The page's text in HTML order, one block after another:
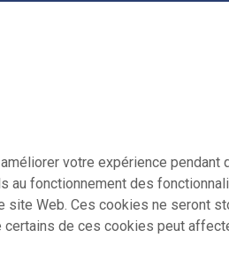
votre expérience
au fonctionnement des
Web. Ces cookies ne seront
de ces cookies peut